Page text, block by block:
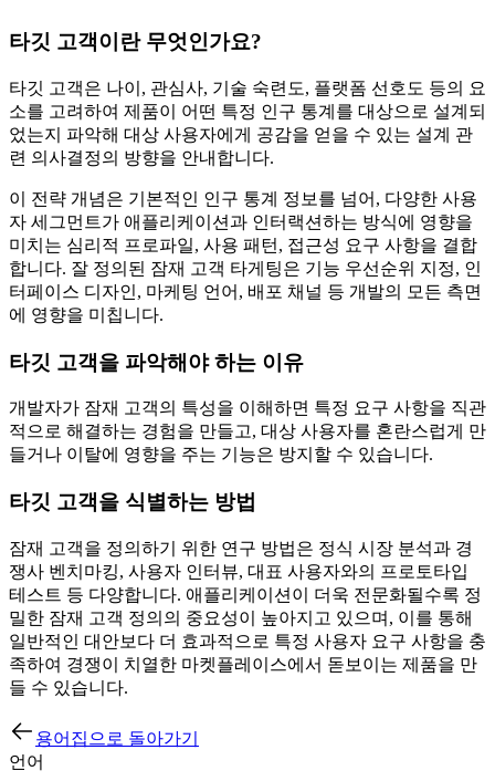
타깃 고객이란 무엇인가요?
타깃 고객은 나이, 관심사, 기술 숙련도, 플랫폼 선호도 등의 요
소를 고려하여 제품이 어떤 특정 인구 통계를 대상으로 설계되
었는지 파악해 대상 사용자에게 공감을 얻을 수 있는 설계 관
련 의사결정의 방향을 안내합니다.
이 전략 개념은 기본적인 인구 통계 정보를 넘어, 다양한 사용
자 세그먼트가 애플리케이션과 인터랙션하는 방식에 영향을
미치는 심리적 프로파일, 사용 패턴, 접근성 요구 사항을 결합
합니다. 잘 정의된 잠재 고객 타게팅은 기능 우선순위 지정, 인
터페이스 디자인, 마케팅 언어, 배포 채널 등 개발의 모든 측면
에 영향을 미칩니다.
타깃 고객을 파악해야 하는 이유
개발자가 잠재 고객의 특성을 이해하면 특정 요구 사항을 직관
적으로 해결하는 경험을 만들고, 대상 사용자를 혼란스럽게 만
들거나 이탈에 영향을 주는 기능은 방지할 수 있습니다.
타깃 고객을 식별하는 방법
잠재 고객을 정의하기 위한 연구 방법은 정식 시장 분석과 경
쟁사 벤치마킹, 사용자 인터뷰, 대표 사용자와의 프로토타입
테스트 등 다양합니다. 애플리케이션이 더욱 전문화될수록 정
밀한 잠재 고객 정의의 중요성이 높아지고 있으며, 이를 통해
일반적인 대안보다 더 효과적으로 특정 사용자 요구 사항을 충
족하여 경쟁이 치열한 마켓플레이스에서 돋보이는 제품을 만
들 수 있습니다.
용어집으로 돌아가기
언어